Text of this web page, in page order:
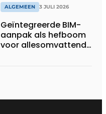
ALGEMEEN 3 JULI 2026
Geïntegreerde BIM-
aanpak als hefboom
voor allesomvattende